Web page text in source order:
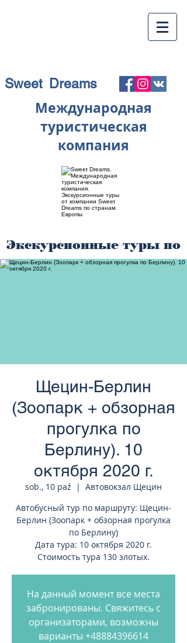
Sweet Dreams
Международная
туристическая
компания
Экскурсионные туры по
странам Европы
Щецин-Берлин
(Зоопарк + обзорная
прогулка по
Берлину). 10
октября 2020 г.
sob., 10 paź
  |
Автовокзал Щецин
Автобусный тур по маршруту: Щецин-
Берлин (Зоопарк + обзорная прогулка
по Берлину)
Дата тура: 10 октября 2020 г.
Стоимость тура 130 злотых.
На данный момент все места
забронированы. Свяжитесь с
организаторами, возможны
варианты +48884396614